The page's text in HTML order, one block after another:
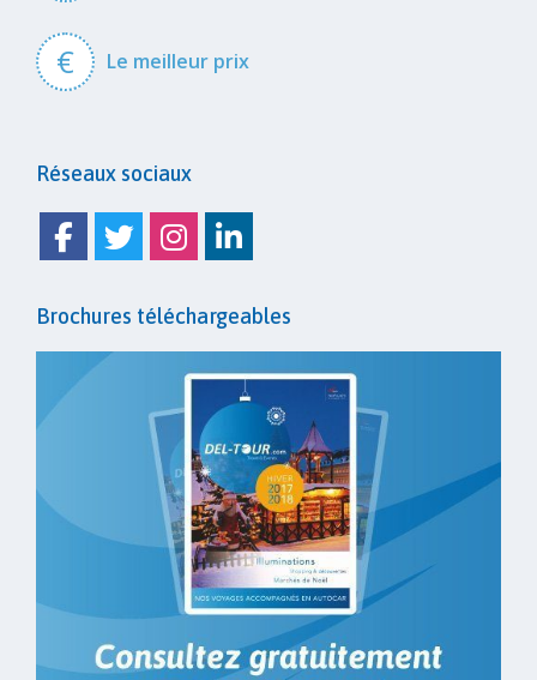
€ Le meilleur prix
Réseaux sociaux
Facebook
TwitterInstagram
Linkedin
Brochures téléchargeables